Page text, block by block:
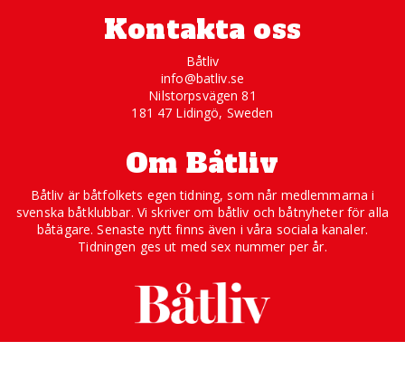
Kontakta oss
Båtliv
info@batliv.se
Nilstorpsvägen 81
181 47 Lidingö, Sweden
Om Båtliv
Båtliv är båtfolkets egen tidning, som når medlemmarna i
svenska båtklubbar. Vi skriver om båtliv och båtnyheter för alla
båtägare. Senaste nytt finns även i våra sociala kanaler.
Tidningen ges ut med sex nummer per år.